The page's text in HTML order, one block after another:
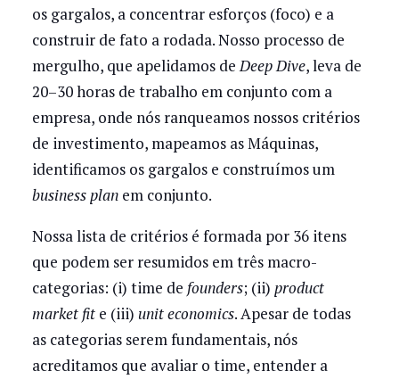
os gargalos, a concentrar esforços (foco) e a
construir de fato a rodada. Nosso processo de
mergulho, que apelidamos deDeep Dive, leva de
20–30 horas de trabalho em conjunto com a
empresa, onde nós ranqueamos nossos critérios
de investimento, mapeamos as Máquinas,
identificamos os gargalos e construímos um
business planem conjunto.
Nossa lista de critérios é formada por 36 itens
que podem ser resumidos em três macro-
categorias: (i) time de founders; (ii) product
market fit e (iii) unit economics. Apesar de todas
as categorias serem fundamentais, nós
acreditamos que avaliar o time, entender a